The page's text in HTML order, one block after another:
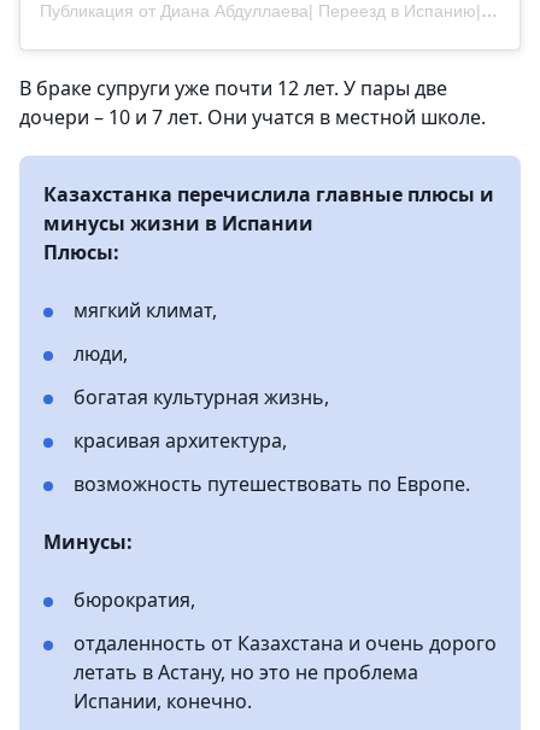
Публикация от Диана Абдуллаева| Переезд в Испанию| Валенсия (@diana_abdualli)
В браке супруги уже почти 12 лет. У пары две
дочери – 10 и 7 лет. Они учатся в местной школе.
Казахстанка перечислила главные плюсы и
минусы жизни в Испании
Плюсы:
мягкий климат,
люди,
богатая культурная жизнь,
красивая архитектура,
возможность путешествовать по Европе.
Минусы:
бюрократия,
отдаленность от Казахстана и очень дорого
летать в Астану, но это не проблема
Испании, конечно.